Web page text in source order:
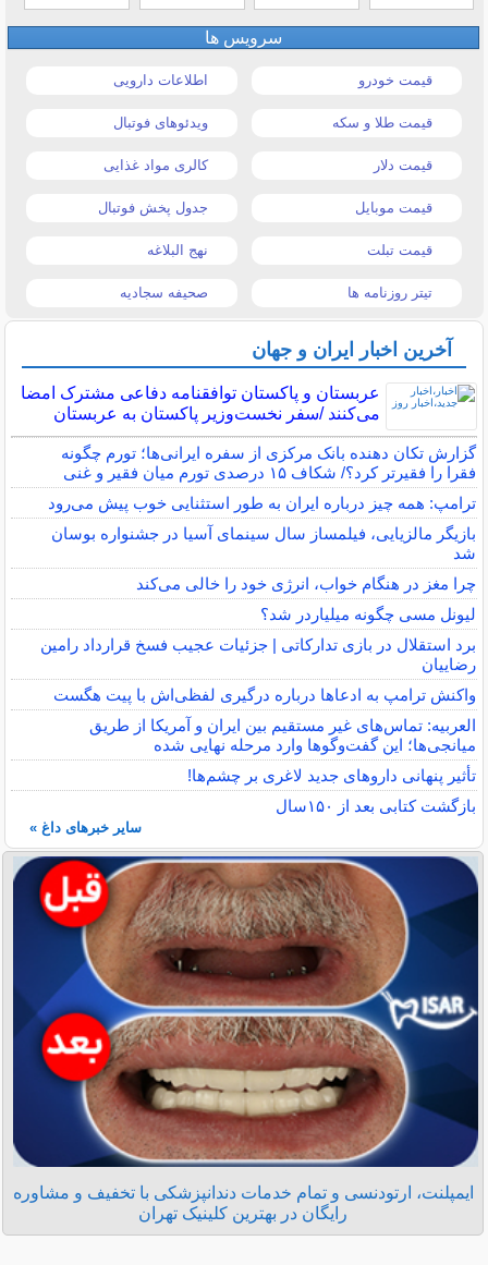
سرویس ها
قیمت خودرو اطلاعات دارویی
قیمت طلا و سکه ویدئوهای فوتبال
قیمت دلار کالری مواد غذایی
قیمت موبایل جدول پخش فوتبال
قیمت تبلت نهج البلاغه
تیتر روزنامه ها صحیفه سجادیه
آخرین اخبار ایران و جهان
عربستان و پاکستان توافقنامه دفاعی مشترک امضا
می‌کنند /سفر نخست‌وزیر پاکستان به عربستان
گزارش تکان‌ دهنده بانک مرکزی از سفره ایرانی‌ها؛ تورم چگونه
فقرا را فقیرتر کرد؟/ شکاف ۱۵ درصدی تورم میان فقیر و غنی
ترامپ: همه چیز درباره ایران به طور استثنایی خوب پیش می‌رود
بازیگر مالزیایی، فیلمساز سال سینمای آسیا در جشنواره بوسان
شد
چرا مغز در هنگام خواب، انرژی خود را خالی می‌کند
لیونل مسی چگونه میلیاردر شد؟
برد استقلال در بازی تدارکاتی | جزئیات عجیب فسخ قرارداد رامین
رضاییان
واکنش ترامپ به ادعاها درباره درگیری لفظی‌اش با پیت هگست
العربیه: تماس‌های غیر مستقیم بین ایران و آمریکا از طریق
میانجی‌ها؛ این گفت‌و‌گو‌ها وارد مرحله نهایی شده
تأثیر پنهانی داروهای جدید لاغری بر چشم‌ها!
بازگشت کتابی بعد از ۱۵۰سال
سایر خبرهای داغ »
ایمپلنت، ارتودنسی و تمام خدمات دندانپزشکی با تخفیف و مشاوره
رایگان در بهترین کلینیک تهران